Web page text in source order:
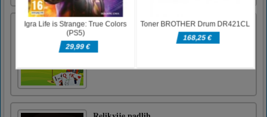
Golf Solitaire Pro
Klasična igra Golf Solitaire. Odstranite vse